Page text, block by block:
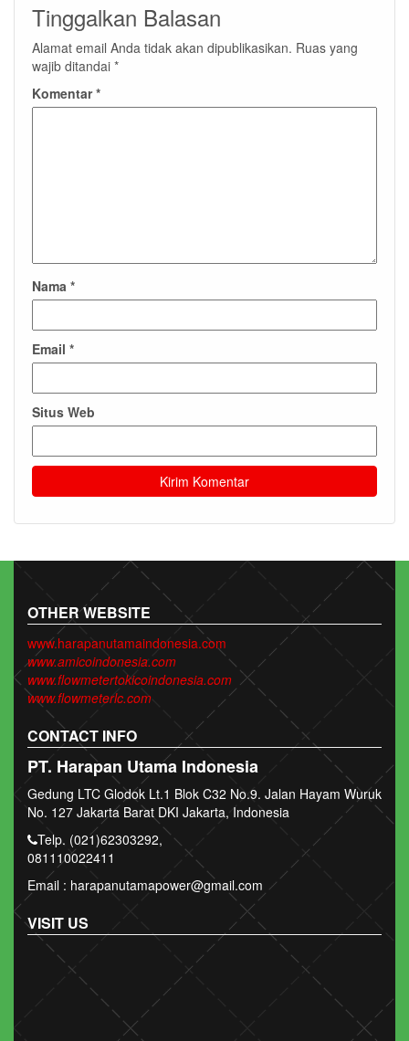
Tinggalkan Balasan
Alamat email Anda tidak akan dipublikasikan. Ruas yang
wajib ditandai *
Komentar*
Nama *
Email *
Situs Web
OTHER WEBSITE
www.harapanutamaindonesia.com
www.amicoindonesia.com
www.flowmetertokicoindonesia.com
www.flowmeterlc.com
CONTACT INFO
PT. Harapan Utama Indonesia
Gedung LTC Glodok Lt.1 Blok C32 No.9. Jalan Hayam Wuruk
No. 127 Jakarta Barat DKI Jakarta, Indonesia
Telp. (021)62303292,
081110022411
Email : harapanutamapower@gmail.com
VISIT US